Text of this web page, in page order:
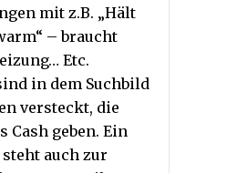
mit z.B. „Hält
– braucht
Etc.
in dem Suchbild
versteckt, die
Cash geben. Ein
auch zur